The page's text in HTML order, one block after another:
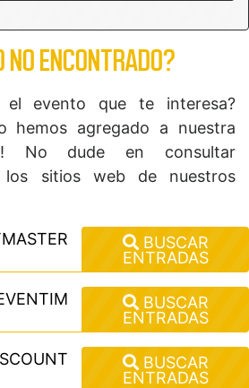
NO ENCONTRADO?
el evento que te interesa?
hemos agregado a nuestra
No dude en consultar
los sitios web de nuestros
BUSCAR
ENTRADAS
BUSCAR
ENTRADAS
BUSCAR
ENTRADAS